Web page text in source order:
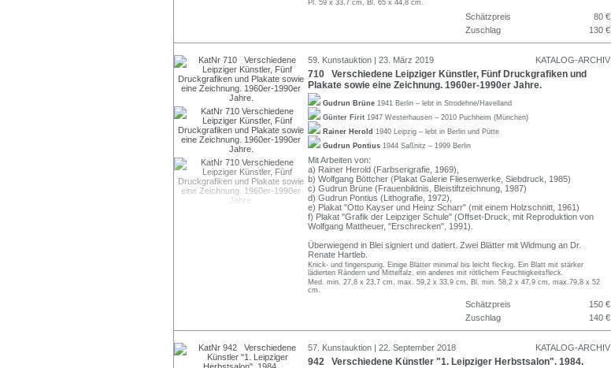
Pl. 59 x 33,7 cm, Bl. 65 x 44,8 cm.
Schätzpreis
80 €
Zuschlag
130 €
59. Kunstauktion | 23. März 2019 KATALOG-ARCHIV
710 Verschiedene Leipziger Künstler, Fünf Druckgrafiken und
Plakate sowie eine Zeichnung. 1960er-1990er Jahre.
Gudrun Brüne 1941 Berlin – lebt in Strodehne/Havelland
Günter Firit 1947 Westerhausen – 2010 Puchheim (München)
Rainer Herold 1940 Leipzig – lebt in Berlin und Pütte
Gudrun Pontius 1944 Saßnitz – 1999 Berlin
Mit Arbeiten von:
a) Rainer Herold (Farbserigrafie, 1969),
b) Wolfgang Böttcher (Plakat Galerie Fliesenwerke, Siebdruck, 1985)
c) Gudrun Brüne (Frauenbildnis, Bleistiftzeichnung, 1987)
d) Gudrun Pontius (Lithografie, 1972),
e) Plakat "Otto Kayser und Heinz Scharr" (mit einem Holzschnitt, 1961)
f) Plakat "Grafik der Leipziger Schule" (Offset-Druck, mit Reproduktion von
Wolfgang Mattheuer, "Erschrecken", 1991).
Überwiegend in Blei signiert und datiert. Zwei Blätter mit Widmung an Dr.
Renate Hartleb.
Knick- und fingerspurig. Einige Blätter minimal bis leicht fleckig. Ein Blatt mit stärker
lädierten Rändern und Mittelfalz, ein anderes mit rötlichem Feuchtigkeitsfleck.
Med. min. 27,8 x 23,7 cm, max. 59,2 x 33,9 cm, Bl. min. 58,2 x 47,9 cm, max.79,8 x 52
cm.
Schätzpreis
150 €
Zuschlag
140 €
57. Kunstauktion | 22. September 2018 KATALOG-ARCHIV
942 Verschiedene Künstler "1. Leipziger Herbstsalon". 1984.